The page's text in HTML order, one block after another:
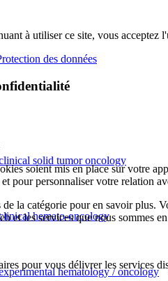
solid tumor oncology
hemato-oncology
hematology / oncology
à utiliser ce site, vous acceptez
des données
soient mis en place sur votre
pour personnaliser votre relation
la catégorie pour en savoir plus.
et les services que nous sommes
pour vous délivrer les services